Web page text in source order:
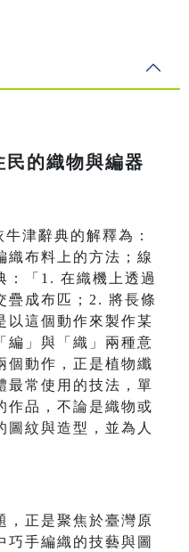
的織物與編器
津辭典的解釋為：
織布料上的方法；線
：「1. 在織機上透過
疊成布匹；2. 將長條
以這個動作來製作某
編」與「織」兩種意
個動作，正是植物纖
最常使用的技法，單
作品，不論是織物或
圖紋與造型，並為人
，正是聚焦於臺灣原
巧手編織的技藝與圖